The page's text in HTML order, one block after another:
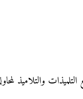
والتلاميذ